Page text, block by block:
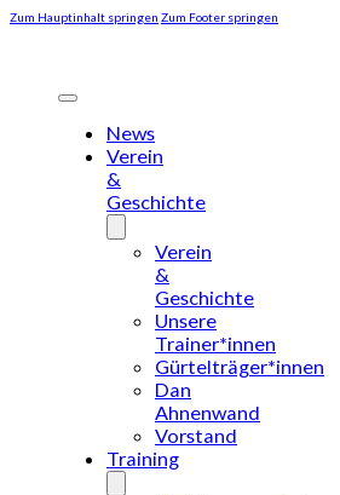
Zum Hauptinhalt springen Zum Footer springen
News
Verein
&
Geschichte
Verein
&
Geschichte
Unsere
Trainer*innen
Gürtelträger*innen
Dan
Ahnenwand
Vorstand
Training